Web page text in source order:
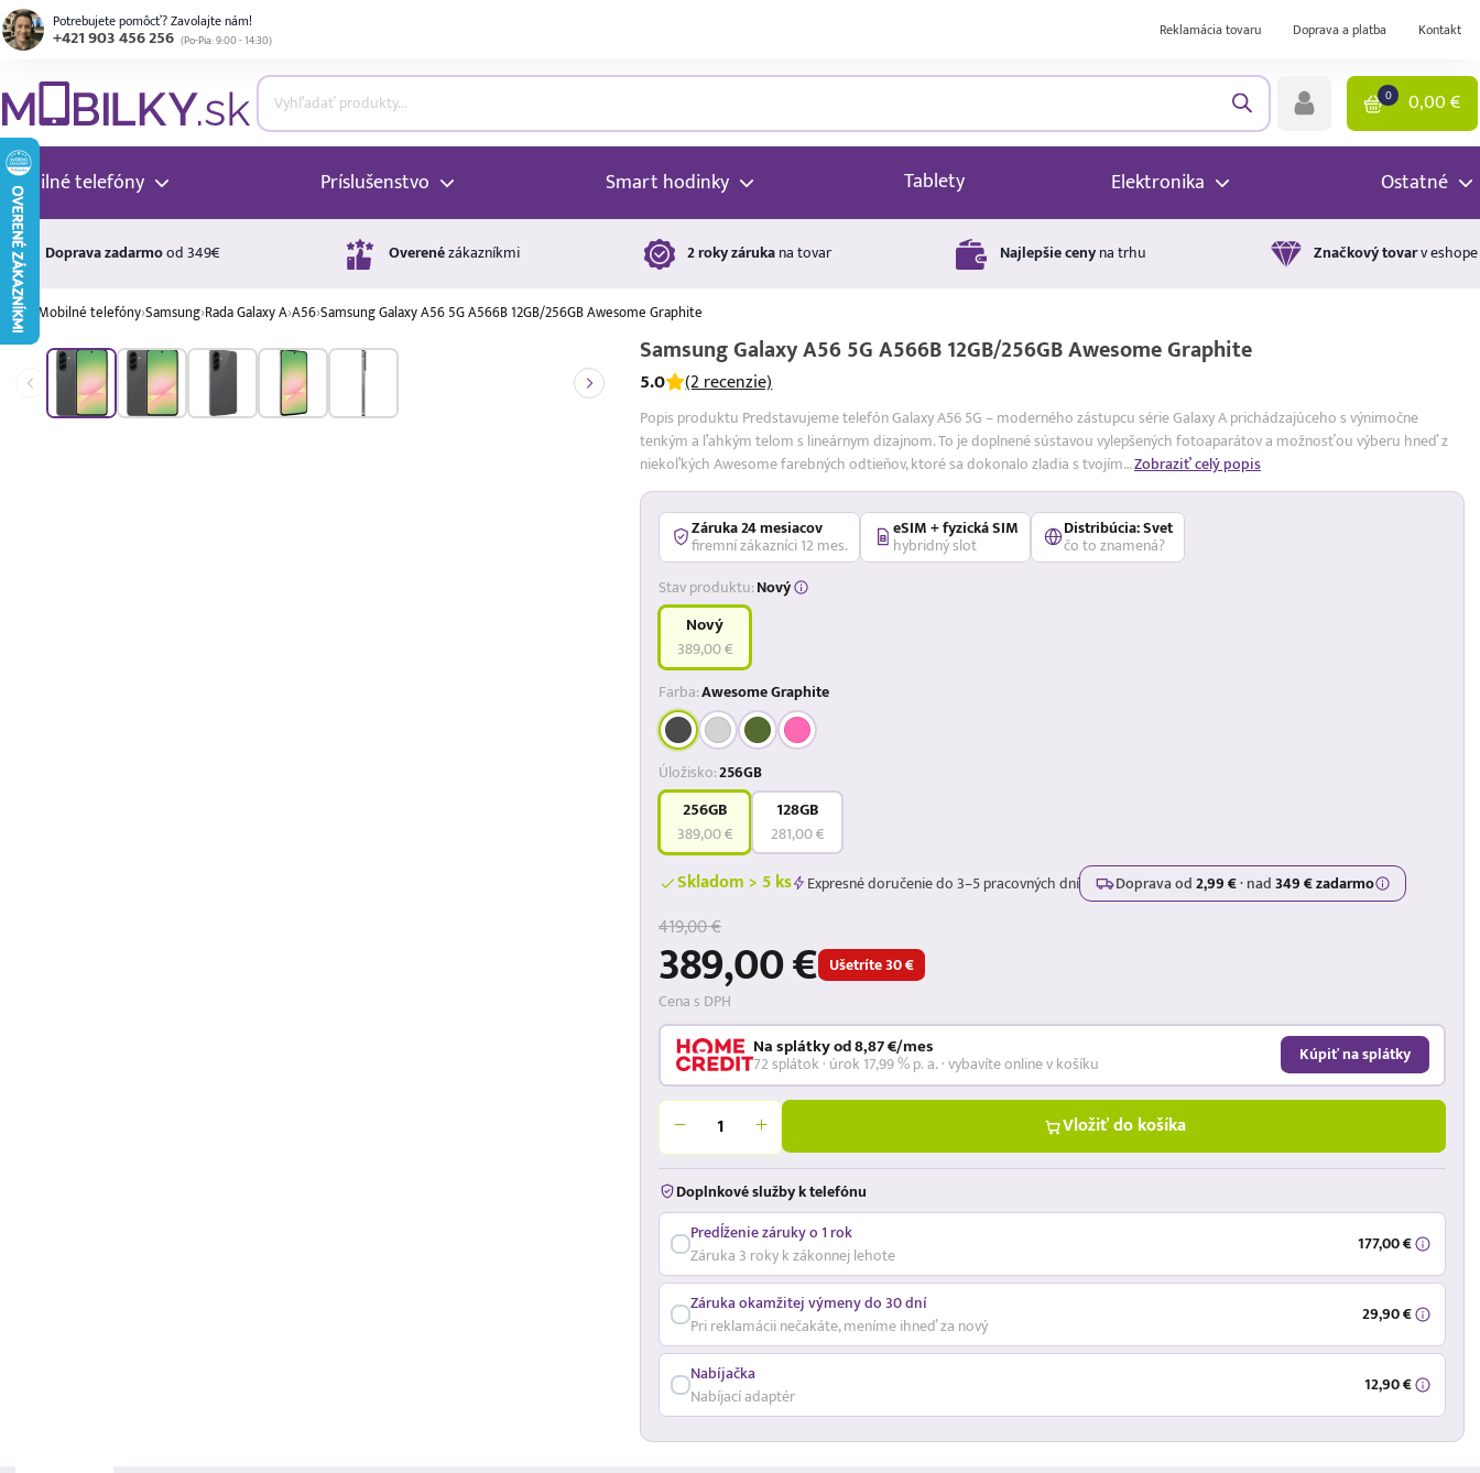
Potrebujete pomôcť? Zavolajte nám!
+421 903 456 256 (Po-Pia: 9:00 - 14:30) Reklamácia tovaru Doprava a platba Kontakt
0 0,00€
Mobilné telefóny Príslušenstvo Smart hodinky Tablety Elektronika Ostatné
Doprava zadarmood 349€ Overenézákazníkmi 2 roky zárukana tovar Najlepšie cenyna trhu Značkový tovarv eshope
Mobilné telefóny›Samsung›Rada Galaxy A›A56›Samsung Galaxy A56 5G A566B 12GB/256GB Awesome Graphite
A ↑
G
17,99 %
p.a.
Samsung Galaxy A56 5G A566B 12GB/256GB Awesome Graphite
5.0 (2 recenzie)
Popis produktu Predstavujeme telefón Galaxy A56 5G – moderného zástupcu série Galaxy A prichádzajúceho s výnimočne
tenkým a ľahkým telom s lineárnym dizajnom. To je doplnené sústavou vylepšených fotoaparátov a možnosťou výberu hneď z
niekoľkých Awesome farebných odtieňov, ktoré sa dokonalo zladia s tvojím…Zobraziť celý popis
Záruka 24 mesiacov
firemní zákazníci 12 mes.
eSIM + fyzická SIM
hybridný slot
Distribúcia: Svet
čo to znamená?
Stav produktu:Nový
Nový
389,00 €
Farba:Awesome Graphite
Úložisko:256GB
256GB
389,00 €
128GB
281,00 €
Skladom > 5 ks Expresné doručenie do 3–5 pracovných dní Doprava od2,99 €·nad349 € zadarmo
419,00 €
389,00 € Ušetríte 30 €
Cena s DPH
Na splátky od 8,87 €/mes
72 splátok · úrok 17,99 % p. a. · vybavíte online v košíku Kúpiť na splátky
Vložiť do košíka
Doplnkové služby k telefónu
Predĺženie záruky o 1 rok
Záruka 3 roky k zákonnej lehote
177,00 €
Záruka okamžitej výmeny do 30 dní
Pri reklamácii nečakáte, meníme ihneď za nový
29,90 €
Nabíjačka
Nabíjací adaptér
12,90 €